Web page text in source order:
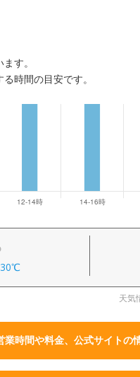
す。
時間の目安です。
30℃
天気
業時間や料金、公式サイトの